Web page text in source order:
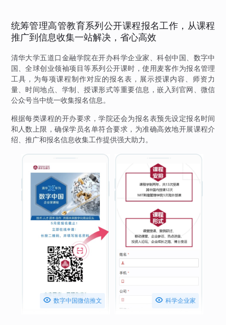
统筹管理高管教育系列公开课程报名工作，从课程
推广到信息收集一站解决，省心高效
清华大学五道口金融学院在开办科学企业家、科创中国、数字中
国、全球创业领袖项目等系列公开课时，使用麦客作为报名管理
工具，为每项课程制作对应的报名表，展示授课内容、师资力
量、时间地点、学制、授课形式等重要信息，嵌入到官网、微信
公众号当中统一收集报名信息。
根据每类课程的开办要求，学院还会为报名表预先设定报名时间
和人数上限，确保学员名单符合要求，为准确高效地开展课程介
绍、推广和报名信息收集工作提供强大助力。
 数字中国微信推文  科学企业家